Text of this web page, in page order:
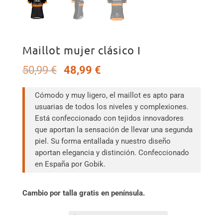
Maillot mujer clásico I
50,99€ El
original
era:
50,99 €.
48,99 €El
actual
es:
48,99 €.
Cómodo y muy ligero, el maillot es apto para
usuarias de todos los niveles y complexiones.
Está confeccionado con tejidos innovadores
que aportan la sensación de llevar una segunda
piel. Su forma entallada y nuestro diseño
aportan elegancia y distinción. Confeccionado
en España por Gobik.
Cambio por talla gratis en península.